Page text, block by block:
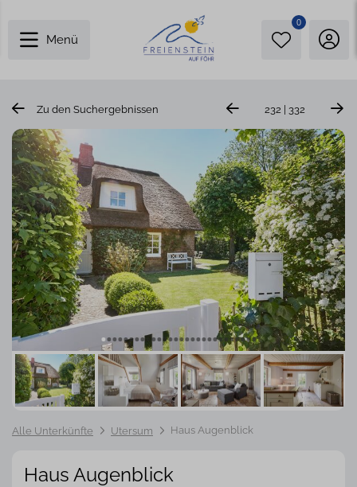
Menü
0
Zu den Suchergebnissen 232 | 332
Alle Unterkünfte Utersum Haus Augenblick
Haus Augenblick